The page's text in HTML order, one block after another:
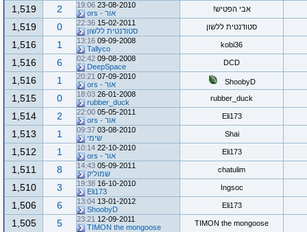
אבי הפטיש! 23-08-2010
19:06
אור - ors
2
1,519
סטודנטית ללשון 15-02-2011
22:36
סטודנטית ללשון
0
1,519
kobi36
09-09-2008
13:16
Tallyco
1
1,516
DCD
09-08-2008
02:42
DeepSpace
6
1,516
ShoobyD
07-09-2010
20:21
אור - ors
1
1,516
rubber_duck
26-01-2008
18:03
rubber_duck
0
1,515
Eli173
05-05-2011
22:00
אור - ors
2
1,514
Shai
03-08-2010
09:37
שימי
1
1,513
Eli173
22-10-2010
10:14
אור - ors
1
1,512
chatulim
05-09-2011
14:43
שמוליק
8
1,511
Ingsoc
16-10-2010
19:38
Eli173
3
1,510
Eli173
13-01-2012
13:04
ShoobyD
6
1,506
TIMON the mongoose
12-09-2011
23:21
TIMON the mongoose
5
1,505